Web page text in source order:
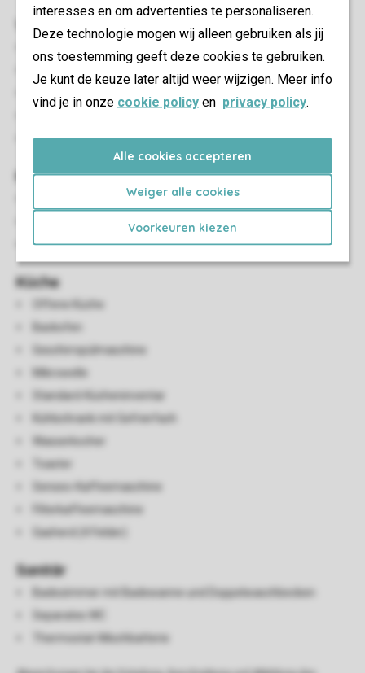
interesses en om advertenties te personaliseren.
Deze technologie mogen wij alleen gebruiken als jij
ons toestemming geeft deze cookies te gebruiken.
Je kunt de keuze later altijd weer wijzigen. Meer info
vind je in onze cookie policy en privacy policy.
Alle cookies accepteren
Weiger alle cookies
Voorkeuren kiezen
Wohn-/Esszimmer
Spielesammlung
Kinder-Einrichtungen
Reisebett (auf Anfrage)
Kinderhochstuhl (auf Anfrage)
Kindersichere Steckdosen
Küche
Offene Küche
Backofen
Geschirrspülmaschine
Mikrowelle
Standard-Kücheninventar
Kühlschrank mit Gefrierfach
Wasserkocher
Toaster
Senseo-Kaffeemaschine
Filterkaffeemaschine
Gasherd (4 Felder)
Sanitär
Badezimmer mit Badewanne und Doppelwaschbecken
Separates WC
Thermostat-Mischbatterie